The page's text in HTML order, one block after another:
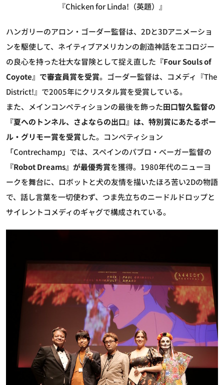
『Chicken for Linda!（英題）』
ハンガリーのアロン・ゴーダー監督は、2Dと3Dアニメーショ
ンを駆使して、ネイティブアメリカンの創造神話をエコロジー
の良心を持った壮大な冒険として捉え直した 『Four Souls of
Coyote』で審査員賞を受賞。ゴーダー監督は、コメディ『The
District!』で2005年にクリスタル賞を受賞している。
また、メインコンペティションの最後を飾った田口智久監督の
『夏へのトンネル、さよならの出口』は、特別賞にあたるポー
ル・グリモー賞を受賞した。コンペティション
「Contrechamp」では、スペインのパブロ・べーガー監督の
『Robot Dreams』が最優秀賞を獲得。1980年代のニューヨ
ークを舞台に、ロボットと犬の友情を描いたほろ苦い2Dの物語
で、話し言葉を一切使わず、つま先立ちのニードルドロップと
サイレントコメディのギャグで構成されている。